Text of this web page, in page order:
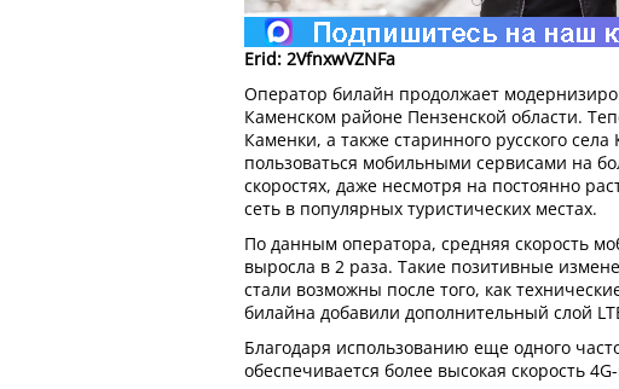
Erid: 2VfnxwVZNFa
Оператор билайн продолжает
Каменском районе Пензенской области.
Каменки, а также старинного русского села
пользоваться мобильными сервисами на
скоростях, даже несмотря на постоянно
сеть в популярных туристических местах.
По данным оператора, средняя скорость
выросла в 2 раза. Такие позитивные
стали возможны после того, как
билайна добавили дополнительный слой
Благодаря использованию еще одного
обеспечивается более высокая скорость